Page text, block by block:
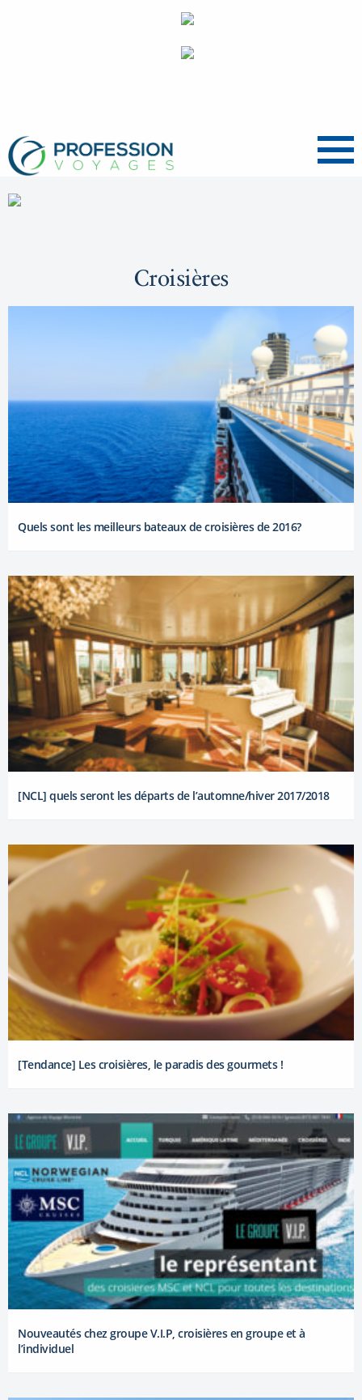
Menu
Croisières
Quels sont les meilleurs bateaux de croisières de 2016?
[NCL] quels seront les départs de l’automne/hiver 2017/2018
[Tendance] Les croisières, le paradis des gourmets !
Nouveautés chez groupe V.I.P, croisières en groupe et à
l’individuel